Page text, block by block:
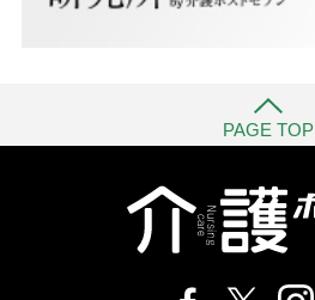
PAGE TOP